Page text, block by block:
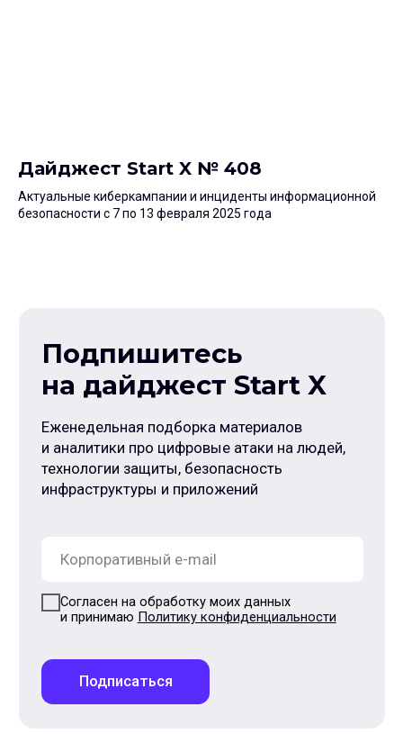
Дайджест Start X № 408
Актуальные киберкампании и инциденты информационной
безопасности с 7 по 13 февраля 2025 года
Согласен на обработку моих данных
и принимаю Политику конфиденциальности